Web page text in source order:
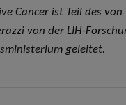
Cancer ist Teil des
von der LIH-
geleitet.